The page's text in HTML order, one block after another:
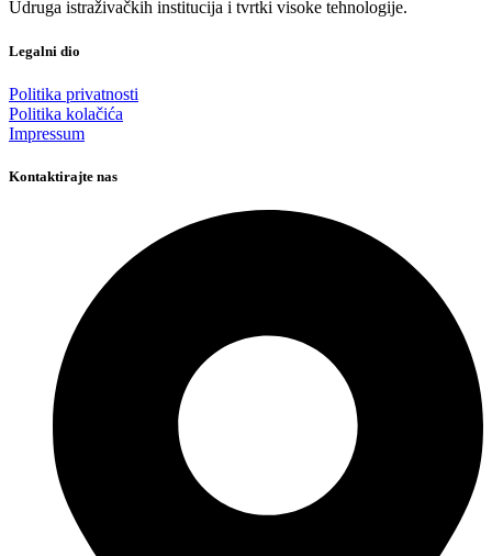
Udruga istraživačkih institucija i tvrtki visoke tehnologije.
Legalni dio
Politika privatnosti
Politika kolačića
Impressum
Kontaktirajte nas